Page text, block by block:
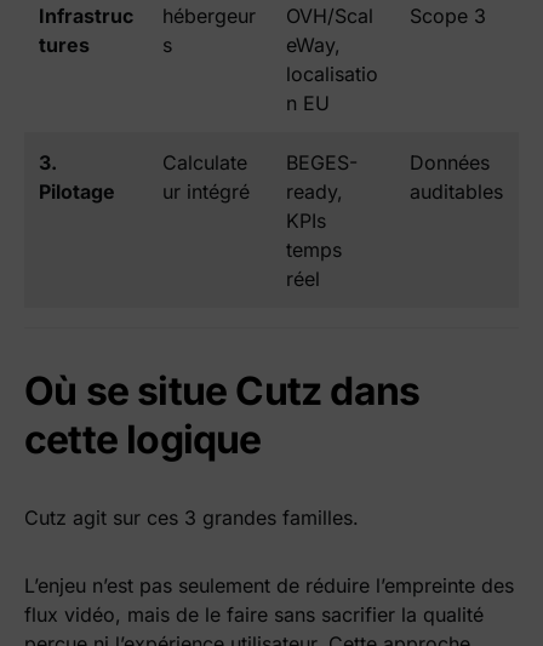
Infrastruc
tures
hébergeur
s
OVH/Scal
eWay,
localisatio
n EU
Scope 3
3.
Pilotage
Calculate
ur intégré
BEGES-
ready,
KPIs
temps
réel
Données
auditables
Où se situe Cutz dans
cette logique
Cutz agit sur ces 3 grandes familles.
L’enjeu n’est pas seulement de réduire l’empreinte des
flux vidéo, mais de le faire sans sacrifier la qualité